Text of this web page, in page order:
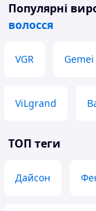
Популярні
волосся
VGR Gemei
ViLgrand
ТОП теги
Дайсон